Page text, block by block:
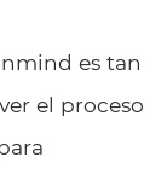
es tan
el proceso